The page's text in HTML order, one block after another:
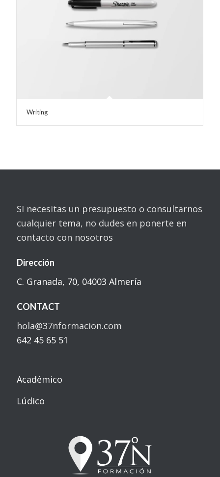
Writing
SI necesitas un presupuesto o consultarnos
cualquier tema, no dudes en ponerte en
contacto con nosotros
Dirección
C. Granada, 70, 04003 Almería
CONTACT
hola@37nformacion.com
642 45 65 51
Académico
Lúdico